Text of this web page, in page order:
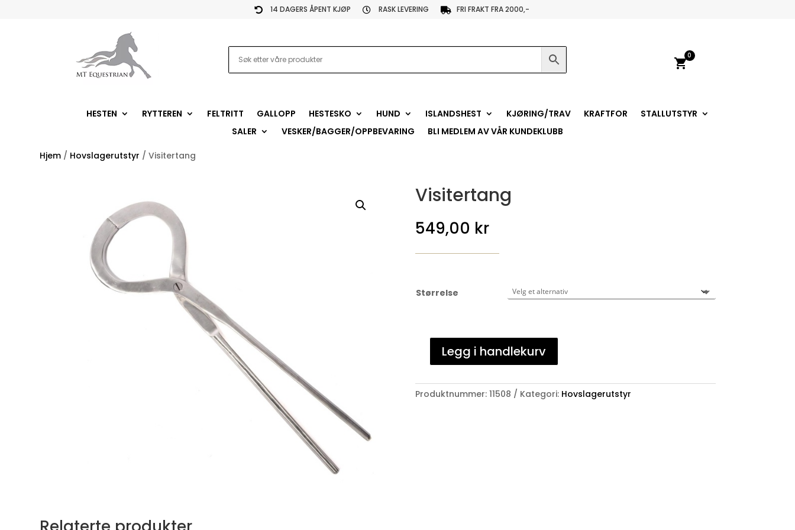
 14 DAGERS ÅPENT KJØP  RASK LEVERING  FRI FRAKT FRA 2000,-
shopping_cart
0
HESTEN RYTTEREN FELTRITT GALLOPP HESTESKO HUND ISLANDSHEST KJØRING/TRAV KRAFTFOR
STALLUTSTYR
SALER
VESKER/BAGGER/OPPBEVARING BLI MEDLEM AV VÅR KUNDEKLUBB
Hjem / Hovslagerutstyr / Visitertang
Visitertang
549,00 kr
Størrelse
VisitertangLegg i handlekurv
Produktnummer: 11508 Kategori: Hovslagerutstyr